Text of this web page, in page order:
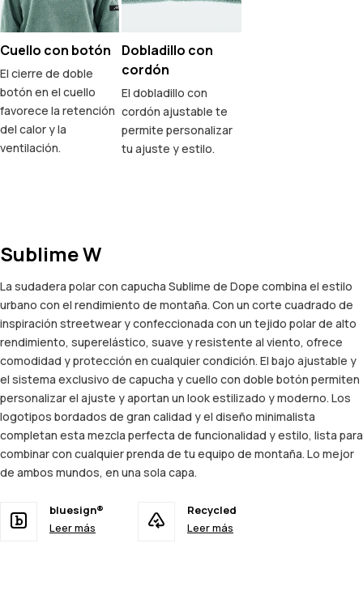
Cuello con botón
El cierre de doble
botón en el cuello
favorece la retención
del calor y la
ventilación.
Dobladillo con
cordón
El dobladillo con
cordón ajustable te
permite personalizar
tu ajuste y estilo.
Sublime W
La sudadera polar con capucha Sublime de Dope combina el estilo
urbano con el rendimiento de montaña. Con un corte cuadrado de
inspiración streetwear y confeccionada con un tejido polar de alto
rendimiento, superelástico, suave y resistente al viento, ofrece
comodidad y protección en cualquier condición. El bajo ajustable y
el sistema exclusivo de capucha y cuello con doble botón permiten
personalizar el ajuste y aportan un look estilizado y moderno. Los
logotipos bordados de gran calidad y el diseño minimalista
completan esta mezcla perfecta de funcionalidad y estilo, lista para
combinar con cualquier prenda de tu equipo de montaña. Lo mejor
de ambos mundos, en una sola capa.
bluesign®
Leer más
Recycled
Leer más